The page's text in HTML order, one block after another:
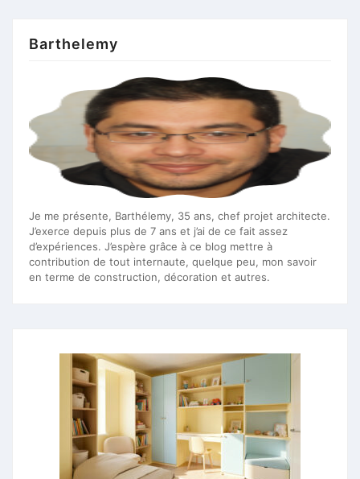
Barthelemy
Je me présente, Barthélemy, 35 ans, chef projet architecte.
J’exerce depuis plus de 7 ans et j’ai de ce fait assez
d’expériences. J’espère grâce à ce blog mettre à
contribution de tout internaute, quelque peu, mon savoir
en terme de construction, décoration et autres.